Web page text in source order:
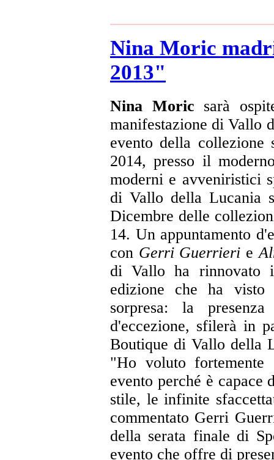
Nina Moric
2013"
Nina Moric sarà
manifestazione di Vallo
evento della collezione
2014, presso il
moderni e avveniristici
di Vallo della Lucania
Dicembre delle
14. Un appuntamento
con Gerri Guerrieri e
di Vallo ha rinnovato
edizione che ha visto
sorpresa: la
d'eccezione, sfilerà in
Boutique di Vallo della
"Ho voluto fortemente
evento perché è capace
stile, le infinite
commentato Gerri
della serata finale di
evento che offre di